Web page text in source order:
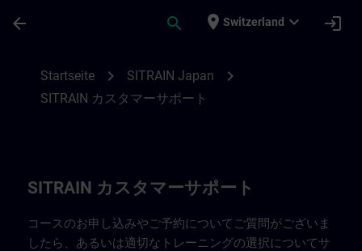
arrow_back search place Switzerland expand_more login
Startseite chevron_right SITRAIN Japan chevron_right
SITRAIN カスタマーサポート
SITRAIN カスタマーサポート
コースのお申し込みやご予約についてご質問がございま
したら、あるいは適切なトレーニングの選択についてサ